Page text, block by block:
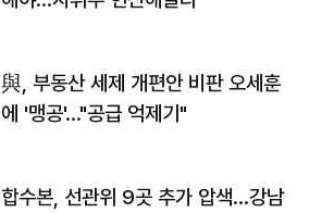
與, 부동산 세제 개편안 비판 오세훈
에 '맹공'…"공급 억제기"
합수본, 선관위 9곳 추가 압색…강남